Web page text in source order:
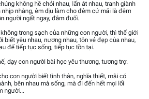
không hề chỏi nhau, lấn át nhau, tranh giành
nhịp nhàng, êm dịu làm cho đêm cứ mãi là đêm
người ngất ngay, đắm đuối.
trong sạch của những con người, thì thế giới
biết yêu nhau, nương nhau, tôn vẻ đẹp của nhau,
để tiếp tục sống, tiếp tục tồn tại.
dạy con người bài học yêu thương, tương trợ.
con người biết tình thân, nghĩa thiết, mãi có
bên nhau mà sống, mà đi đến hết mọi lối
người...